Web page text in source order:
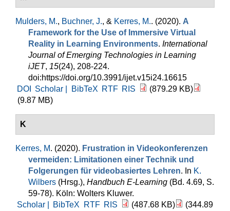
Mulders, M., Buchner, J., & Kerres, M.. (2020). A
Framework for the Use of Immersive Virtual
Reality in Learning Environments. International
Journal of Emerging Technologies in Learning
iJET, 15(24), 208-224.
doi:https://doi.org/10.3991/ijet.v15i24.16615
DOI
Scholar | BibTeX RTF RIS
(879.29 KB)
(9.87 MB)
K
Kerres, M. (2020). Frustration in Videokonferenzen
vermeiden: Limitationen einer Technik und
Folgerungen für videobasiertes Lehren. In K.
Wilbers (Hrsg.), Handbuch E-Learning (Bd. 4.69, S.
59-78). Köln: Wolters Kluwer.
Scholar |
BibTeX RTF RIS (487.68 KB)
(344.89